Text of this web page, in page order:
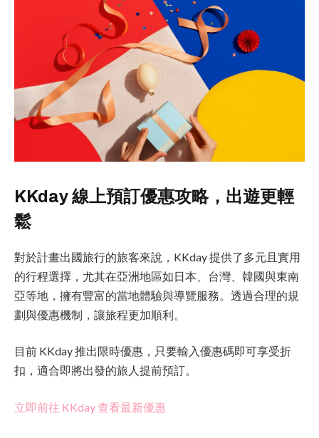
KKday 線上預訂優惠攻略，出遊更輕
鬆
對於計畫出國旅行的旅客來說，KKday 提供了多元且實用
的行程選擇，尤其在亞洲地區如日本、台灣、韓國與東南
亞等地，擁有豐富的當地體驗與導覽服務。透過合理的規
劃與優惠機制，讓旅程更加順利。
目前 KKday 推出限時優惠，只要輸入優惠碼即可享受折
扣，適合即將出發的旅人提前預訂。
立即前往 KKday 查看最新優惠